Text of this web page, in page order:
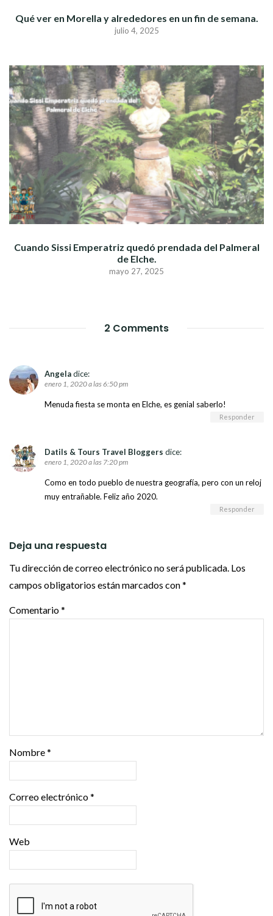
Qué ver en Morella y alrededores en un fin de semana.
julio 4, 2025
Cuando Sissi Emperatriz quedó prendada del Palmeral
de Elche.
mayo 27, 2025
2 Comments
Angeladice:
enero 1, 2020 a las 6:50 pm
Menuda fiesta se monta en Elche, es genial saberlo!
Responder
Datils & Tours Travel Bloggers dice:
enero 1, 2020 a las 7:20 pm
Como en todo pueblo de nuestra geografía, pero con un reloj
muy entrañable. Feliz año 2020.
Responder
Deja una respuesta
Tu dirección de correo electrónico no será publicada. Los
campos obligatorios están marcados con*
Comentario*
Nombre*
Correo electrónico*
Web